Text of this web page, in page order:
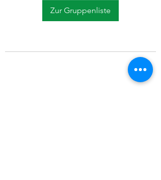
Zur Gruppenliste